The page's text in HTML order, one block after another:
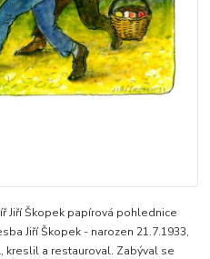
Jiří Škopek papírová pohlednice
Jiří Škopek - narozen 21.7.1933,
kreslil a restauroval. Zabýval se